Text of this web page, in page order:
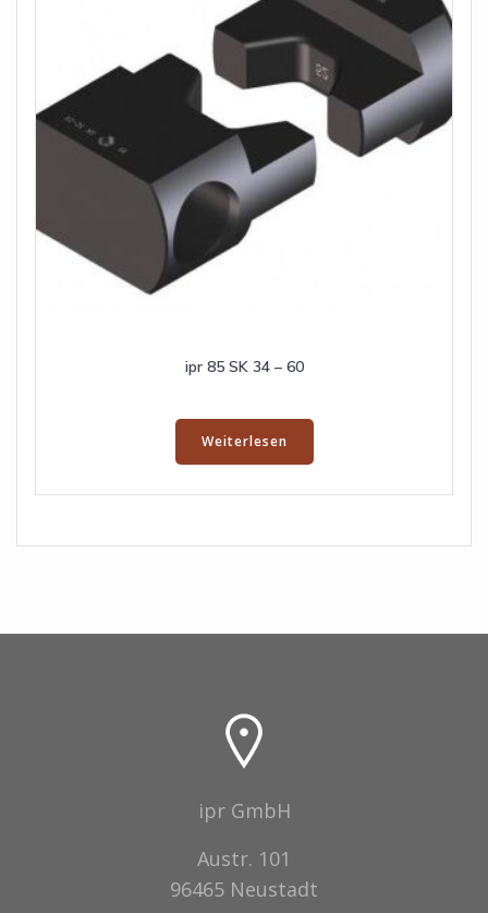
ipr 85 SK 34 – 60
Weiterlesen
ipr GmbH
Austr. 101
96465 Neustadt